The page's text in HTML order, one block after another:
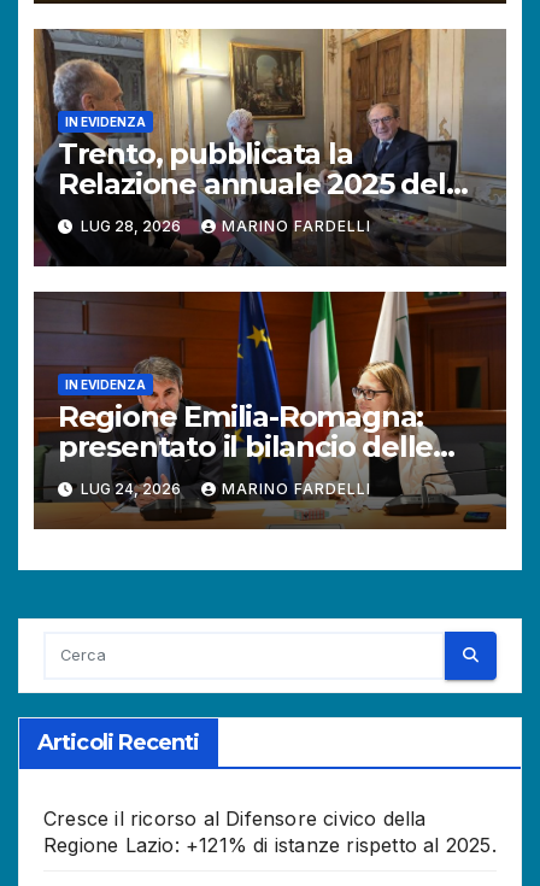
IN EVIDENZA
Trento, pubblicata la
Relazione annuale 2025 del
Difensore civico della
Provincia autonoma.
LUG 28, 2026 MARINO FARDELLI
IN EVIDENZA
Regione Emilia-Romagna:
presentato il bilancio delle
attività del Difensore civico.
Aumentano le richieste dei
cittadini.
LUG 24, 2026 MARINO FARDELLI
Articoli Recenti
Cresce il ricorso al Difensore civico della
Regione Lazio: +121% di istanze rispetto al 2025.